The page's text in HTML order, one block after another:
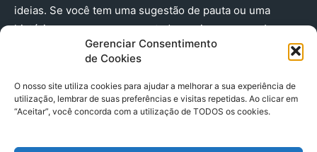
Gerenciar Consentimento
de Cookies
O nosso site utiliza cookies para ajudar a melhorar a sua experiência de
utilização, lembrar de suas preferências e visitas repetidas. Ao clicar em
“Aceitar”, você concorda com a utilização de TODOS os cookies.
ideias. Se você tem uma sugestão de pauta ou uma
história que merece ser contada, envie-nos agora!
(91) 98224 - 3111